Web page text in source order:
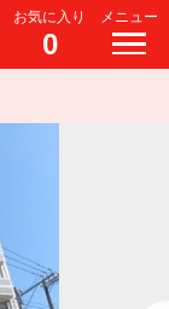
お気に入り
0
メニュー